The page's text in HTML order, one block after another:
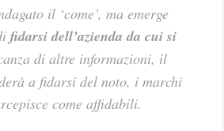
il ‘come’, ma emerge
fidarsi dell’azienda da cui si
di altre informazioni, il
a fidarsi del noto, i marchi
come affidabili.